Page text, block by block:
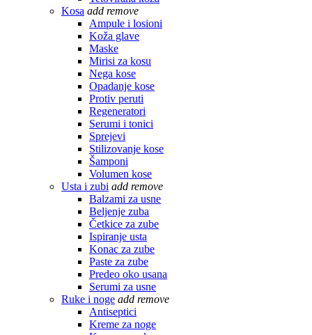
Kosa add remove
Ampule i losioni
Koža glave
Maske
Mirisi za kosu
Nega kose
Opadanje kose
Protiv peruti
Regeneratori
Serumi i tonici
Sprejevi
Stilizovanje kose
Šamponi
Volumen kose
Usta i zubi add remove
Balzami za usne
Beljenje zuba
Četkice za zube
Ispiranje usta
Konac za zube
Paste za zube
Predeo oko usana
Serumi za usne
Ruke i noge add remove
Antiseptici
Kreme za noge